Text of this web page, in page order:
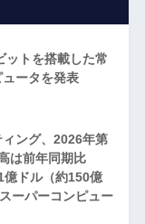
ットを搭載した常
ータを発表
ング、2026年第
は前年同期比
億ドル（約150億
ーパーコンピュー